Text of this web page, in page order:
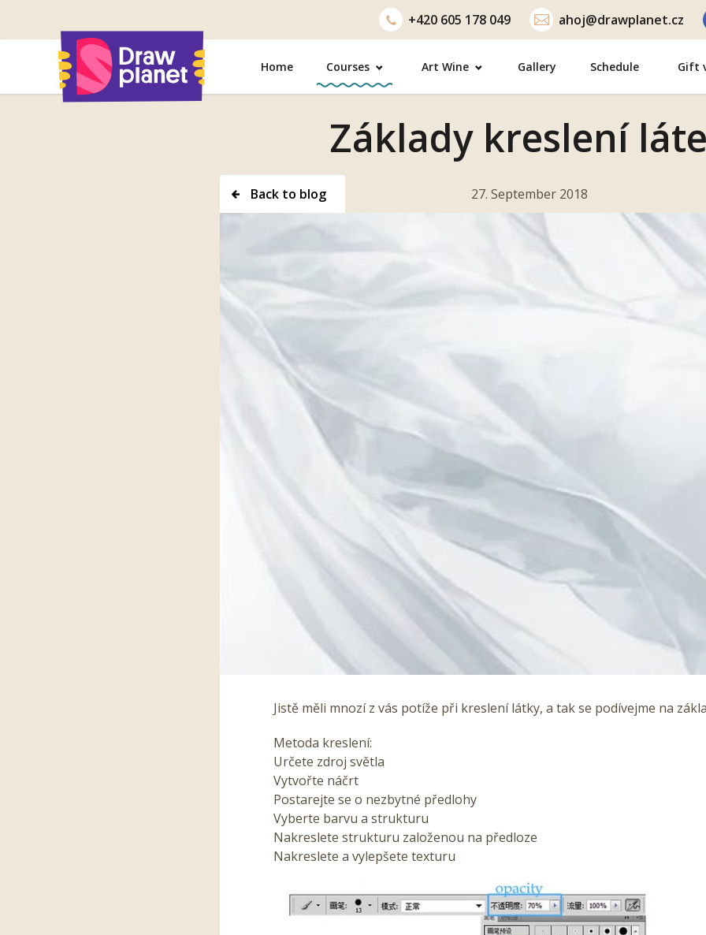
+420 605 178 049 ahoj@drawplanet.cz
Home Courses Art Wine Gallery Schedule Gift
Základy kreslení
27. September 2018
Back to blog
Jistě měli mnozí z vás potíže při kreslení látky, a tak se podívejme na
Metoda kreslení:
Určete zdroj světla
Vytvořte náčrt
Postarejte se o nezbytné předlohy
Vyberte barvu a strukturu
Nakreslete strukturu založenou na předloze
Nakreslete a vylepšete texturu